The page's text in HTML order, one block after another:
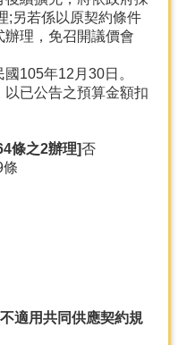
;另若係以原契約條件
辦理，免召開議價會
105年12月30日。
已公告之預算金額扣
條之2辦理]否
條
適用共同供應契約規